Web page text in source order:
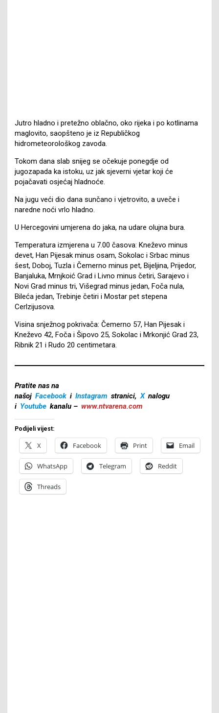
Jutro hladno i pretežno oblačno, oko rijeka i po kotlinama
maglovito, saopšteno je iz Republičkog
hidrometeorološkog zavoda.
Tokom dana slab snijeg se očekuje ponegdje od
jugozapada ka istoku, uz jak sjeverni vjetar koji će
pojačavati osjećaj hladnoće.
Na jugu veći dio dana sunčano i vjetrovito, a uveče i
naredne noći vrlo hladno.
U Hercegovini umjerena do jaka, na udare olujna bura.
Temperatura izmjerena u 7.00 časova: Kneževo minus
devet, Han Pijesak minus osam, Sokolac i Srbac minus
šest, Doboj, Tuzla i Čemerno minus pet, Bijeljina, Prijedor,
Banjaluka, Mrnjkoić Grad i Livno minus četiri, Sarajevo i
Novi Grad minus tri, Višegrad minus jedan, Foča nula,
Bileća jedan, Trebinje četiri i Mostar pet stepena
Cerlzijusova.
Visina snježnog pokrivača: Čemerno 57, Han Pijesak i
Kneževo 42, Foča i Šipovo 25, Sokolac i Mrkonjić Grad 23,
Ribnik 21 i Rudo 20 centimetara.
Pratite nas na
našoj Facebook i Instagram stranici, X nalogu
i Youtube kanalu – www.ntvarena.com
Podijeli vijest:
X Facebook Print Email
WhatsApp Telegram Reddit
Threads